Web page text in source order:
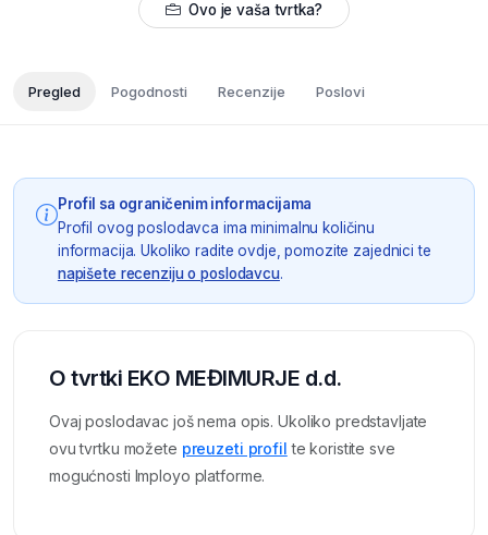
Ovo je vaša tvrtka?
Pregled Pogodnosti Recenzije Poslovi
Profil sa ograničenim informacijama
Profil ovog poslodavca ima minimalnu količinu
informacija. Ukoliko radite ovdje, pomozite zajednici te
napišete recenziju o poslodavcu.
O tvrtki EKO MEĐIMURJE d.d.
Ovaj poslodavac još nema opis. Ukoliko predstavljate
ovu tvrtku možete preuzeti profil te koristite sve
mogućnosti Imployo platforme.